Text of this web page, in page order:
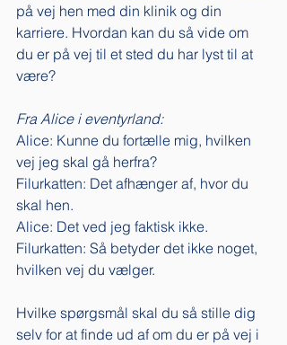
på vej hen med din klinik og din
karriere. Hvordan kan du så vide om
du er på vej til et sted du har lyst til at
være?
Fra Alice i eventyrland:
Alice: Kunne du fortælle mig, hvilken
vej jeg skal gå herfra?
Filurkatten: Det afhænger af, hvor du
skal hen.
Alice: Det ved jeg faktisk ikke.
Filurkatten: Så betyder det ikke noget,
hvilken vej du vælger.
Hvilke spørgsmål skal du så stille dig
selv for at finde ud af om du er på vej i